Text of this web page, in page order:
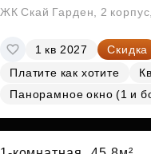
ЖК Скай Гарден, 2
1 кв 2027 Скидка
Платите как хотите
Панорамное окно (1 и